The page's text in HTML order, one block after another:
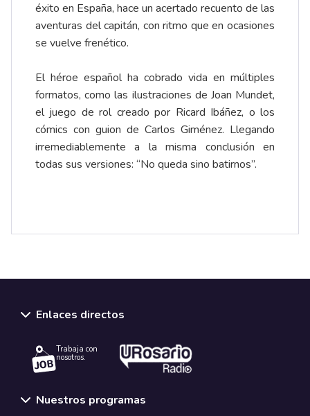
éxito en España, hace un acertado recuento de las
aventuras del capitán, con ritmo que en ocasiones
se vuelve frenético.
El héroe español ha cobrado vida en múltiples
formatos, como las ilustraciones de Joan Mundet,
el juego de rol creado por Ricard Ibáñez, o los
cómics con guion de Carlos Giménez. Llegando
irremediablemente a la misma conclusión en
todas sus versiones: “No queda sino batirnos”.
Enlaces directos
Trabaja con
nosotros.
Nuestros programas